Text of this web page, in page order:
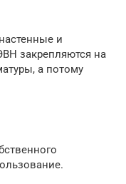
и
закрепляются на
а потому